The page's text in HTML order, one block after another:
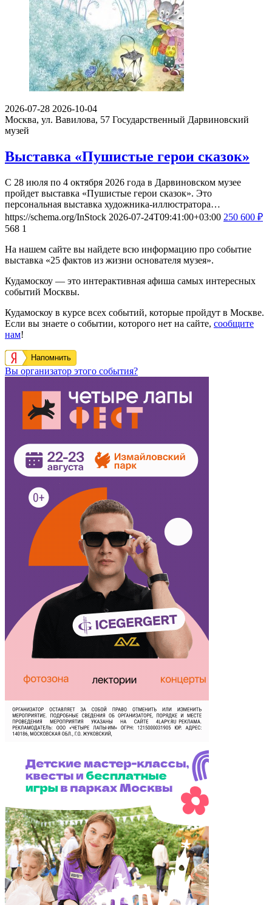
2026-07-28 2026-10-04
Москва, ул. Вавилова, 57 Государственный Дарвиновский
музей
Выставка «Пушистые герои сказок»
С 28 июля по 4 октября 2026 года в Дарвиновском музее
пройдет выставка «Пушистые герои сказок». Это
персональная выставка художника-иллюстратора…
https://schema.org/InStock 2026-07-24T09:41:00+03:00 250 600 ₽
568 1
На нашем сайте вы найдете всю информацию про событие
выставка «25 фактов из жизни основателя музея».
Кудамоскоу — это интерактивная афиша самых интересных
событий Москвы.
Кудамоскоу в курсе всех событий, которые пройдут в Москве.
Если вы знаете о событии, которого нет на сайте, сообщите
нам!
Напомнить
Вы организатор этого события?